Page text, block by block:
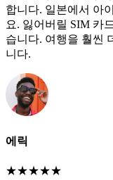
합니다. 일본에서 아
요. 잃어버릴 SIM 카
습니다. 여행을 훨씬
니다.
에릭
★★★★★